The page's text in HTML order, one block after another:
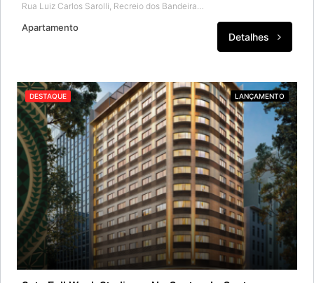
Rua Luiz Carlos Sarolli, Recreio dos Bandeirantes, Rio de Janeiro, Região Sudeste, 22785-580, Brasil
Apartamento
Detalhes
DESTAQUE LANÇAMENTO